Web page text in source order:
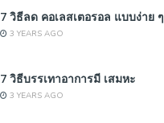
7 วิธีลด คอเลสเตอรอล แบบง่าย ๆ
3 YEARS AGO
7 วิธีบรรเทาอาการมี เสมหะ
3 YEARS AGO